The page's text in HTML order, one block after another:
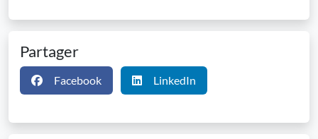
Partager
Facebook LinkedIn